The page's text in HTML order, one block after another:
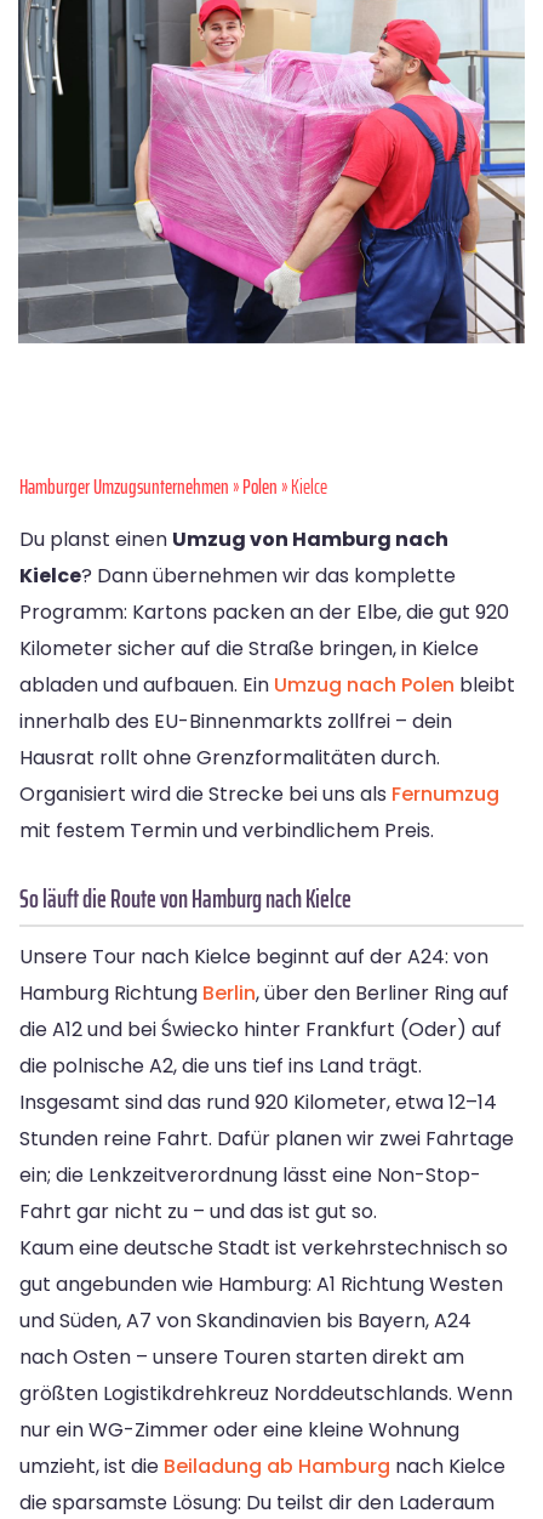
Hamburger Umzugsunternehmen»Polen» Kielce
Du planst einen Umzug von Hamburg nach
Kielce? Dann übernehmen wir das komplette
Programm: Kartons packen an der Elbe, die gut 920
Kilometer sicher auf die Straße bringen, in Kielce
abladen und aufbauen. Ein Umzug nach Polen bleibt
innerhalb des EU-Binnenmarkts zollfrei – dein
Hausrat rollt ohne Grenzformalitäten durch.
Organisiert wird die Strecke bei uns als Fernumzug
mit festem Termin und verbindlichem Preis.
So läuft die Route von Hamburg nach Kielce
Unsere Tour nach Kielce beginnt auf der A24: von
Hamburg Richtung Berlin, über den Berliner Ring auf
die A12 und bei Świecko hinter Frankfurt (Oder) auf
die polnische A2, die uns tief ins Land trägt.
Insgesamt sind das rund 920 Kilometer, etwa 12–14
Stunden reine Fahrt. Dafür planen wir zwei Fahrtage
ein; die Lenkzeitverordnung lässt eine Non-Stop-
Fahrt gar nicht zu – und das ist gut so.
Kaum eine deutsche Stadt ist verkehrstechnisch so
gut angebunden wie Hamburg: A1 Richtung Westen
und Süden, A7 von Skandinavien bis Bayern, A24
nach Osten – unsere Touren starten direkt am
größten Logistikdrehkreuz Norddeutschlands. Wenn
nur ein WG-Zimmer oder eine kleine Wohnung
umzieht, ist die Beiladung ab Hamburg nach Kielce
die sparsamste Lösung: Du teilst dir den Laderaum